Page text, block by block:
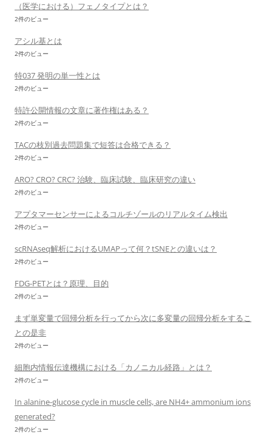
（医学における）フェノタイプとは？
2件のビュー
アシル基とは
2件のビュー
特037 発明の単一性とは
2件のビュー
特許公開情報の文章に著作権はある？
2件のビュー
TACの枝別過去問題集で短答は合格できる？
2件のビュー
ARO? CRO? CRC? 治験、臨床試験、臨床研究の違い
2件のビュー
アプタマーセンサーによるコルチゾールのリアルタイム検出
2件のビュー
scRNAseq解析におけるUMAPって何？tSNEとの違いは？
2件のビュー
FDG-PETとは？原理、目的
2件のビュー
まず単変量で回帰分析を行ってから次に多変量の回帰分析をするこ
との是非
2件のビュー
細胞内情報伝達機構における「カノニカル経路」とは？
2件のビュー
In alanine-glucose cycle in muscle cells, are NH4+ ammonium ions
generated?
2件のビュー